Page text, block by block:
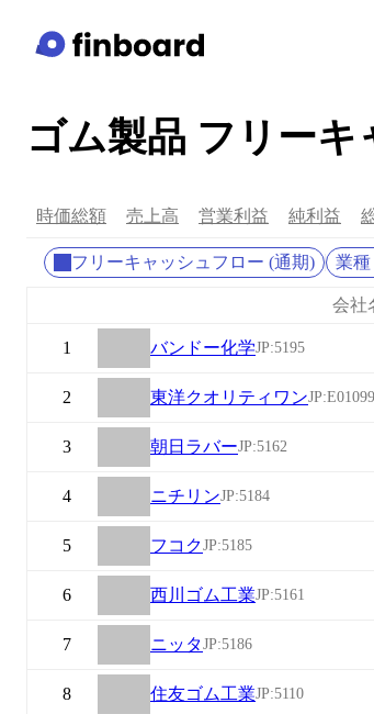
ゴム製品 フリーキ
時価総額 売上高 営業利益 純利益
フリーキャッシュフロー (通期) 業種
会社
1 バンドー化学JP:5195
2 東洋クオリティワンJP:E01099
3 朝日ラバーJP:5162
4 ニチリンJP:5184
5 フコクJP:5185
6 西川ゴム工業JP:5161
7 ニッタJP:5186
8 住友ゴム工業JP:5110